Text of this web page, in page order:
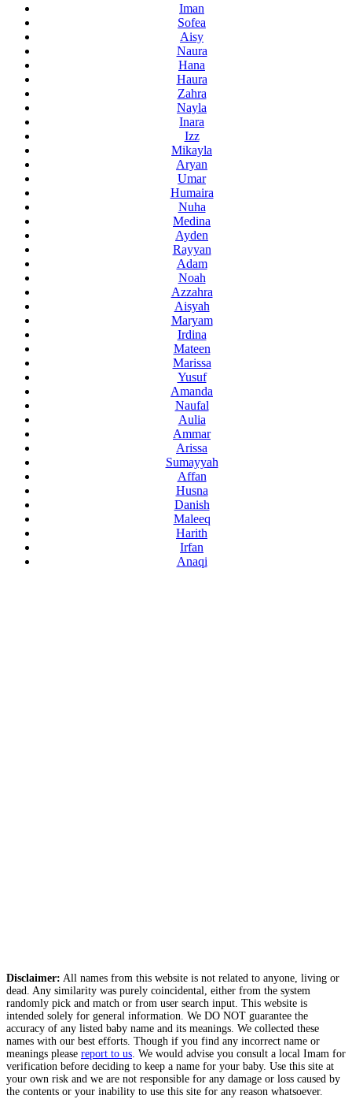
Iman
Sofea
Aisy
Naura
Hana
Haura
Zahra
Nayla
Inara
Izz
Mikayla
Aryan
Umar
Humaira
Nuha
Medina
Ayden
Rayyan
Adam
Noah
Azzahra
Aisyah
Maryam
Irdina
Mateen
Marissa
Yusuf
Amanda
Naufal
Aulia
Ammar
Arissa
Sumayyah
Affan
Husna
Danish
Maleeq
Harith
Irfan
Anaqi
Disclaimer: All names from this website is not related to anyone, living or
dead. Any similarity was purely coincidental, either from the system
randomly pick and match or from user search input. This website is
intended solely for general information. We DO NOT guarantee the
accuracy of any listed baby name and its meanings. We collected these
names with our best efforts. Though if you find any incorrect name or
meanings please report to us . We would advise you consult a local Imam for
verification before deciding to keep a name for your baby. Use this site at
your own risk and we are not responsible for any damage or loss caused by
the contents or your inability to use this site for any reason whatsoever.